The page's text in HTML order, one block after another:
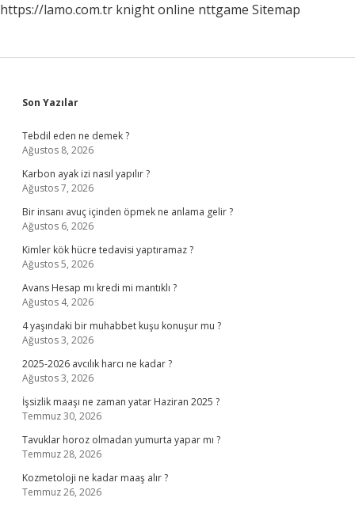
https://lamo.com.tr knight online nttgame Sitemap
Sidebar
Son Yazılar
Tebdil eden ne demek ?
Ağustos 8, 2026
Karbon ayak izi nasıl yapılır ?
Ağustos 7, 2026
Bir insanı avuç içinden öpmek ne anlama gelir ?
Ağustos 6, 2026
Kimler kök hücre tedavisi yaptıramaz ?
Ağustos 5, 2026
Avans Hesap mı kredi mi mantıklı ?
Ağustos 4, 2026
4 yaşındaki bir muhabbet kuşu konuşur mu ?
Ağustos 3, 2026
2025-2026 avcılık harcı ne kadar ?
Ağustos 3, 2026
İşsizlik maaşı ne zaman yatar Haziran 2025 ?
Temmuz 30, 2026
Tavuklar horoz olmadan yumurta yapar mı ?
Temmuz 28, 2026
Kozmetoloji ne kadar maaş alır ?
Temmuz 26, 2026